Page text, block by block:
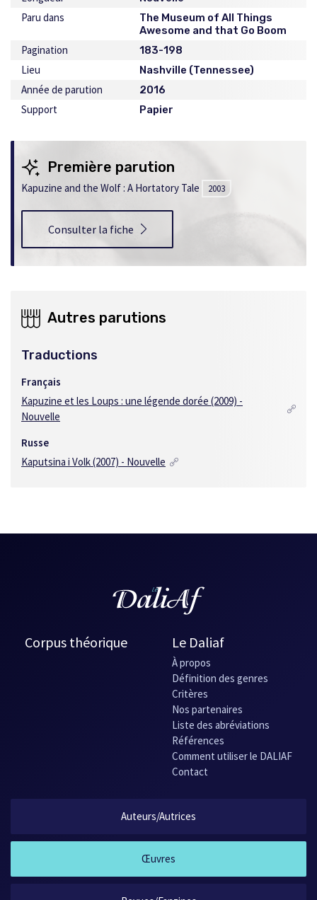
Paru dans
The Museum of All Things
Awesome and that Go Boom
Pagination 183-198
Lieu Nashville (Tennessee)
Année de parution 2016
Support Papier
Première parution
Kapuzine and the Wolf : A Hortatory Tale 2003
Consulter la fiche
Autres parutions
Traductions
Français
Kapuzine et les Loups : une légende dorée (2009) -
Nouvelle
Russe
Kaputsina i Volk (2007) - Nouvelle
Corpus théorique Le Daliaf
À propos
Définition des genres
Critères
Nos partenaires
Liste des abréviations
Références
Comment utiliser le DALIAF
Contact
Auteurs/Autrices
Œuvres